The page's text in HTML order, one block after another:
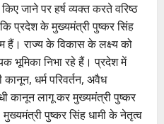
जाने पर हर्ष व्यक्त करते वरिष्ठ
कि प्रदेश के मुख्यमंत्री पुष्कर सिंह
हैं। राज्य के विकास के लक्ष्य को
भूमिका निभा रहे हैं। प्रदेश में
कानून, धर्म परिवर्तन, अवैध
कानून लागू कर मुख्यमंत्री पुष्कर
पुष्कर सिंह धामी के नेतृत्व